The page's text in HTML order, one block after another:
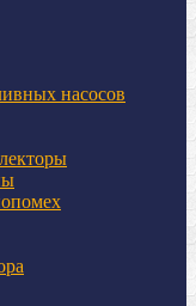
насосов